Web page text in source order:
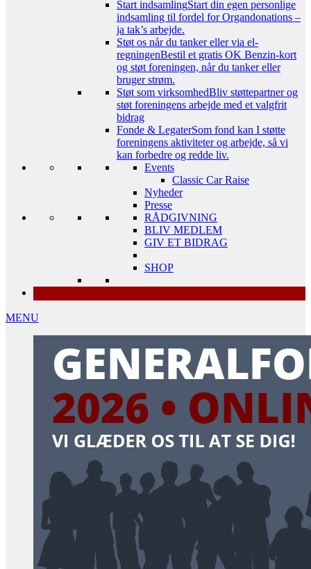
Start indsamlingStart din egen personlige
indsamling til fordel for Organdonations –
ja tak’s arbejde.
Støt os når du tanker eller via el-
regningenBestil et gratis OK Benzin-kort
og støt foreningen, når du tanker eller
bruger strøm.
Støt som virksomhedBliv støttepartner og
støt foreningens arbejde med et valgfrit
bidrag
Fonde & LegaterSom fond kan I støtte
foreningens aktiviteter og arbejde, så vi
kan forbedre og redde liv.
Events
Classic Car Raise
Nyheder
Presse
RÅDGIVNING
BLIV MEDLEM
GIV ET BIDRAG
SHOP
MENU